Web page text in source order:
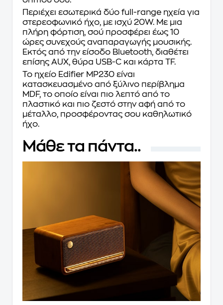
Περιέχει εσωτερικά δύο full-range ηχεία για
στερεοφωνικό ήχο, με ισχύ 20W. Mε μια
πλήρη φόρτιση, σού προσφέρει έως 10
ώρες συνεχούς αναπαραγωγής μουσικής.
Εκτός από την είσοδο Bluetooth, διαθέτει
επίσης AUX, θύρα USB-C και κάρτα TF.
Το ηχείο Edifier MP230 είναι
κατασκευασμένο από ξύλινο περίβλημα
MDF, το οποίο είναι πιο λεπτό από το
πλαστικό και πιο ζεστό στην αφή από το
μέταλλο, προσφέροντας σου καθηλωτικό
ήχο.
Μάθε τα πάντα..